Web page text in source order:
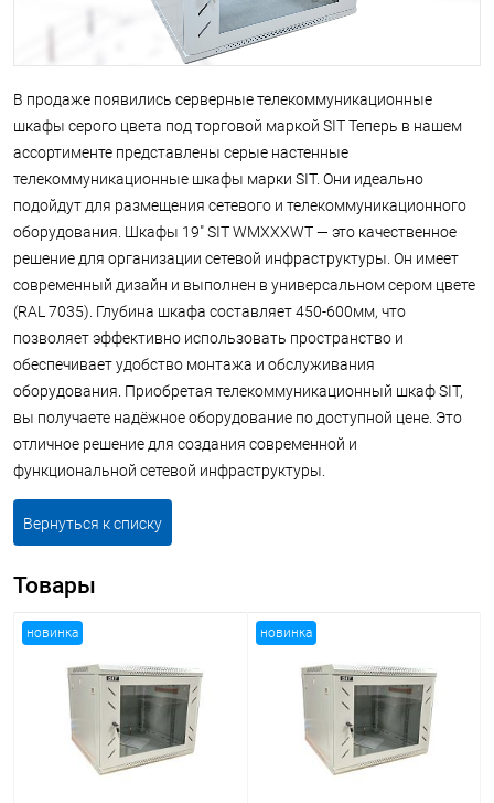
В продаже появились серверные телекоммуникационные
шкафы серого цвета под торговой маркой SIT Теперь в нашем
ассортименте представлены серые настенные
телекоммуникационные шкафы марки SIT. Они идеально
подойдут для размещения сетевого и телекоммуникационного
оборудования. Шкафы 19" SIT WMXXXWT — это качественное
решение для организации сетевой инфраструктуры. Он имеет
современный дизайн и выполнен в универсальном сером цвете
(RAL 7035). Глубина шкафа составляет 450-600мм, что
позволяет эффективно использовать пространство и
обеспечивает удобство монтажа и обслуживания
оборудования. Приобретая телекоммуникационный шкаф SIT,
вы получаете надёжное оборудование по доступной цене. Это
отличное решение для создания современной и
функциональной сетевой инфраструктуры.
Вернуться к списку
Товары
новинка
В наличии
новинка
В наличии